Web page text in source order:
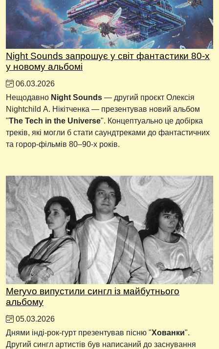
Night Sounds запрошує у світ фантастики 80-х
у новому альбомі
06.03.2026
Нещодавно Night Sounds — другий проєкт Олексія
Nightchild А. Нікітченка — презентував новий альбом
"The Tech in the Universe". Концептуально це добірка
треків, які могли б стати саундтреками до фантастичних
та горор-фільмів 80–90-х років.
Meryvo випустили сингл із майбутнього
альбому
05.03.2026
Днями інді-рок-гурт презентував пісню "Хованки".
Другий сингл артистів був написаний до заснування